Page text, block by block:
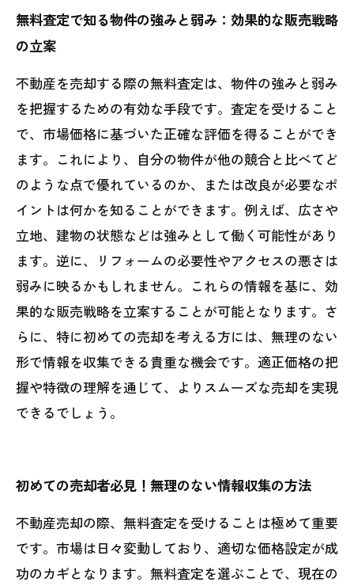
無料査定で知る物件の強みと弱み：効果的な販売戦略
の立案
不動産を売却する際の無料査定は、物件の強みと弱み
を把握するための有効な手段です。査定を受けること
で、市場価格に基づいた正確な評価を得ることができ
ます。これにより、自分の物件が他の競合と比べてど
のような点で優れているのか、または改良が必要なポ
イントは何かを知ることができます。例えば、広さや
立地、建物の状態などは強みとして働く可能性があり
ます。逆に、リフォームの必要性やアクセスの悪さは
弱みに映るかもしれません。これらの情報を基に、効
果的な販売戦略を立案することが可能となります。さ
らに、特に初めての売却を考える方には、無理のない
形で情報を収集できる貴重な機会です。適正価格の把
握や特徴の理解を通じて、よりスムーズな売却を実現
できるでしょう。
初めての売却者必見！無理のない情報収集の方法
不動産売却の際、無料査定を受けることは極めて重要
です。市場は日々変動しており、適切な価格設定が成
功のカギとなります。無料査定を選ぶことで、現在の